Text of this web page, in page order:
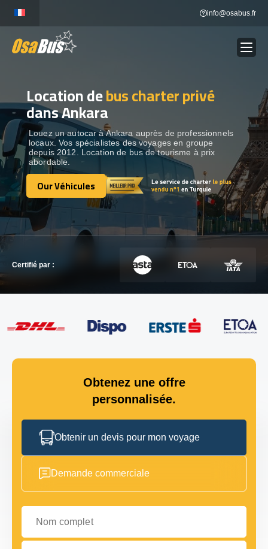
content
info@osabus.fr
LOCATION DE BUS Show dropdown
DESTINATIONS
OUR VÉHICULES
CONTACTEZ-NOUS
CONTACTEZ-NOUS
Location debus charter privé
dans Ankara
Louez un autocar à Ankara auprès de professionnels
locaux. Vos spécialistes des voyages en groupe
depuis 2012. Location de bus de tourisme à prix
abordable.
Our Véhicules
Our Véhicules
Certifié par :
Obtenez une offre
personnalisée.
Obtenir un devis pour mon voyage
Demande commerciale
Nom complet
Votre adresse e-mail